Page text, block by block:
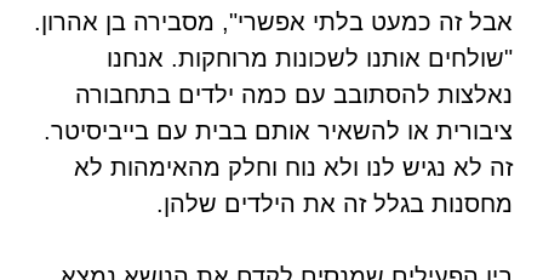
אבל זה כמעט בלתי אפשרי", מסבירה בן אהרון.
"שולחים אותנו לשכונות מרוחקות. אנחנו
נאלצות להסתובב עם כמה ילדים בתחבורה
ציבורית או להשאיר אותם בבית עם בייביסיטר.
זה לא נגיש לנו ולא נוח וחלק מהאימהות לא
מחסנות בגלל זה את הילדים שלהן.